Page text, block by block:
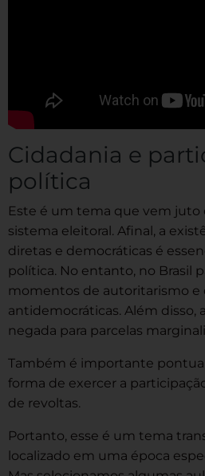
Cidadania e
política
Este é um tema que vem juto
sistema eleitoral. Afinal, a
diretas e democráticas é
política. No entanto, no Brasil
momentos de autoritarismo e
antidemocráticas. Além disso,
negada para parcelas
Também é importante
forma de exercer a
de revoltas.
Portanto, esse é um tema
localizado em uma época